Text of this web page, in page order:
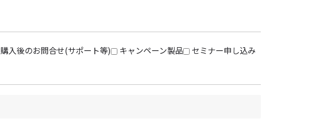
購入後のお問合せ(サポート等) キャンペーン製品
セミナー申し込み